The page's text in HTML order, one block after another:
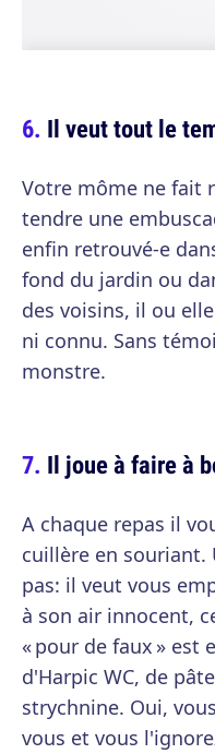
Il veut tout le
Votre môme ne fait
tendre une
enfin retrouvé-e
fond du jardin ou
des voisins, il ou
ni connu. Sans
monstre.
Il joue à faire à
A chaque repas il
cuillère en
pas: il veut vous
à son air innocent,
« pour de faux » est
d'Harpic WC, de
strychnine. Oui,
vous et vous